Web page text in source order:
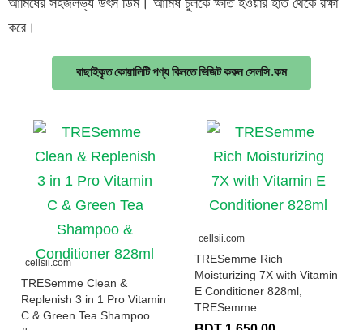
আমিষের সহজলভ্য উৎস ডিম। আমিষ চুলকে ক্ষতি হওয়ার হাত থেকে রক্ষা
করে।
বাছাইকৃত কোয়ালিটি পণ্য কিনতে ভিজিট করুন সেলসি.কম
cellsii.com
TRESemme Clean &
Replenish 3 in 1 Pro Vitamin
C & Green Tea Shampoo
cellsii.com
TRESemme Rich
Moisturizing 7X with Vitamin
E Conditioner 828ml,
TRESemme